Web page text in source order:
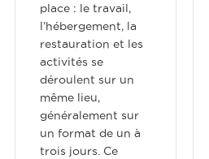
place : le travail,
l’hébergement, la
restauration et les
activités se
déroulent sur un
même lieu,
généralement sur
un format de un à
trois jours. Ce